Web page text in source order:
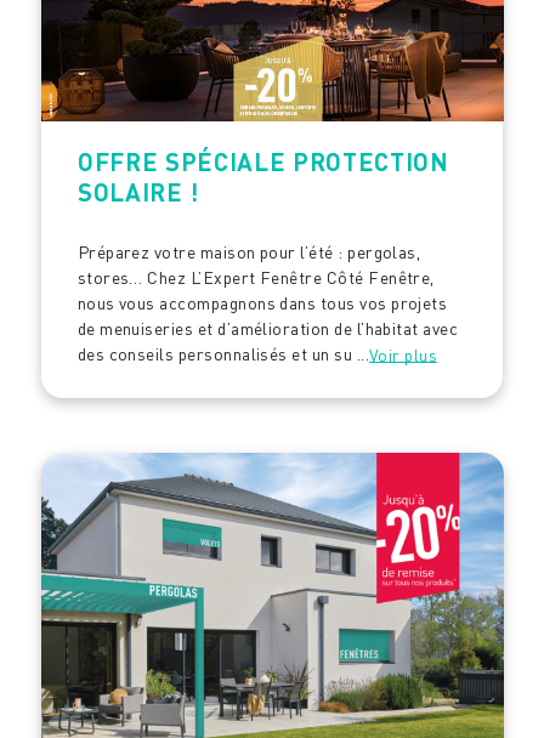
OFFRE SPÉCIALE PROTECTION
SOLAIRE !
Préparez votre maison pour l’été : pergolas,
stores… Chez L’Expert Fenêtre Côté Fenêtre,
nous vous accompagnons dans tous vos projets
de menuiseries et d’amélioration de l’habitat avec
des conseils personnalisés et un su ... Voir plus